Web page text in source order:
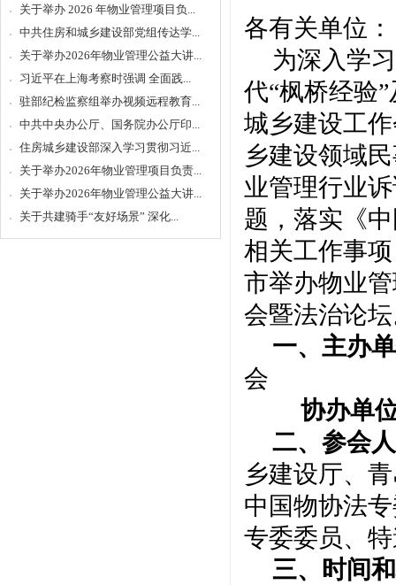
关于举办 2026 年物业管理项目负...
中共住房和城乡建设部党组传达学...
关于举办2026年物业管理公益大讲...
习近平在上海考察时强调 全面践...
驻部纪检监察组举办视频远程教育...
中共中央办公厅、国务院办公厅印...
住房城乡建设部深入学习贯彻习近...
关于举办2026年物业管理项目负责...
关于举办2026年物业管理公益大讲...
关于共建骑手“友好场景” 深化...
各有关单位：
为深入学
代“枫桥经验
城乡建设工
乡建设领域
业管理行业
题，落实《
相关工作事
市举办物业
会暨法治论
一、主办
会
协办单
二、参会
乡建设厅、
中国物协法专
专委委员、
三、时间